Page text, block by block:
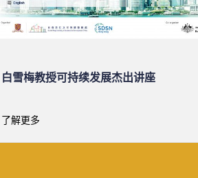
IMM ESSENTIALS: TASTER CLASS